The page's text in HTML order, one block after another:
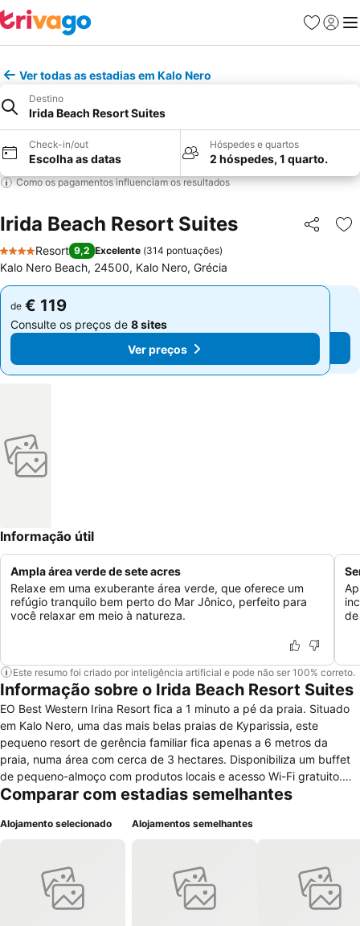
Favoritos
Iniciar
Ver todas as estadias em Kalo Nero
Destino
Irida Beach Resort Suites
Check-in/out
Escolha as datas
Hóspedes e quartos
2 hóspedes, 1 quarto.
Como os pagamentos influenciam os resultados
Irida Beach Resort Suites Partilhar
4 Estrelas
Resort 9,2 Excelente (314 pontuações)
Kalo Nero Beach, 24500, Kalo Nero, Grécia
de € 119
Consulte os preços de 8 sites
Ver preços
de € 119
Consulte os preços de 8 sites
Ver preços
Informação útil
Ampla área verde de sete acres
Relaxe em uma exuberante área verde, que oferece um
refúgio tranquilo bem perto do Mar Jônico, perfeito para
você relaxar em meio à natureza.
Este resumo foi criado por inteligência artificial e pode não ser 100% correto.
Informação sobre o Irida Beach Resort Suites
EO Best Western Irina Resort fica a 1 minuto a pé da praia. Situado
em Kalo Nero, uma das mais belas praias de Kyparissia, este
pequeno resort de gerência familiar fica apenas a 6 metros da
praia, numa área com cerca de 3 hectares. Disponibiliza um buffet
de pequeno-almoço com produtos locais e acesso Wi-Fi gratuito.
Todos os apartamentos possuem uma cozinha totalmente equipada,
têm amplas varandas e alpendres com vista para o Mar Jónico e
qualquer outro hotel. Do lado esquerdo, apenas a 5 minutos a pé,
encontra-se a praia principal, onde há bares, tabernas, mini-
mercados e locais de animação nocturna. Neste local, onde os
Comparar com estadias semelhantes
Alojamento selecionado Alojamentos semelhantes